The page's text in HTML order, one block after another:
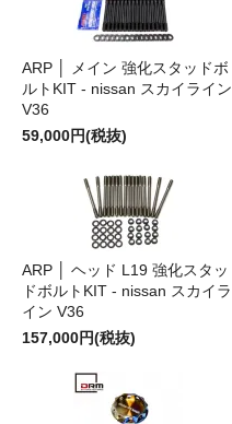
ARP │ メイン 強化スタッドボ
ルトKIT - nissan スカイライン
V36
59,000円(税抜)
ARP │ ヘッド L19 強化スタッ
ドボルトKIT - nissan スカイラ
イン V36
157,000円(税抜)